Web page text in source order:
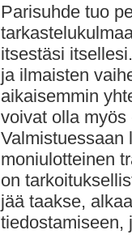
Parisuhde tuo
itsestäsi
ja ilmaisten
aikaisemmin
voivat olla
Valmistuessaan
moniulotteinen
on
jää taakse,
tiedostamiseen,